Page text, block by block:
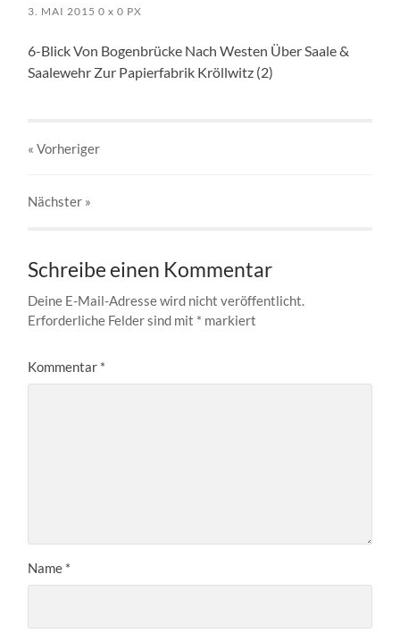
3. MAI 2015 0x 0 PX
6-Blick Von Bogenbrücke Nach Westen Über Saale &
Saalewehr Zur Papierfabrik Kröllwitz (2)
« Vorheriger
Nächster »
Schreibe einen Kommentar
Deine E-Mail-Adresse wird nicht veröffentlicht.
Erforderliche Felder sind mit * markiert
Kommentar *
Name *